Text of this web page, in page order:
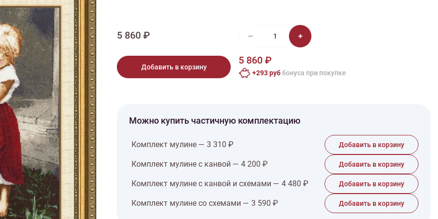
Натюрморт
Птицы
Варежки
Платье Плед
5 860 ₽
Добавить в корзину
5 860 ₽
+293 руббонусa при покупке
Можно купить частичную комплектацию
Комплект мулине — 3 310 ₽ Добавить в корзину
Комплект мулине с канвой — 4 200 ₽ Добавить в корзину
Комплект мулине с канвой и схемами — 4 480 ₽ Добавить в корзину
Комплект мулине со схемами — 3 590 ₽ Добавить в корзину